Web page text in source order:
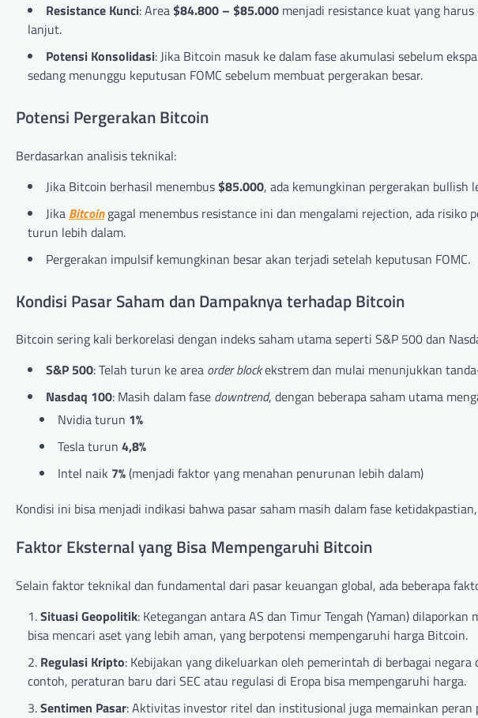
Resistance Kunci: Area$84.800 – $85.000 menjadi resistance kuat yang
lanjut.
Potensi Konsolidasi: Jika Bitcoin masuk ke dalam fase akumulasi sebelum
sedang menunggu keputusan FOMC sebelum membuat pergerakan besar.
Potensi Pergerakan Bitcoin
Berdasarkan analisis teknikal:
Jika Bitcoin berhasil menembus$85.000, ada kemungkinan pergerakan bullish
Jika Bitcoingagal menembus resistance ini dan mengalami rejection, ada risiko
turun lebih dalam.
Pergerakan impulsif kemungkinan besar akan terjadi setelah keputusan FOMC.
Kondisi Pasar Saham dan Dampaknya terhadap Bitcoin
Bitcoin sering kali berkorelasi dengan indeks saham utama seperti S&P 500 dan
S&P 500: Telah turun ke area order blockekstrem dan mulai menunjukkan
Nasdaq 100: Masih dalam fase downtrend, dengan beberapa saham utama
Nvidia turun 1%
Tesla turun 4,8%
Intel naik 7%(menjadi faktor yang menahan penurunan lebih dalam)
Kondisi ini bisa menjadi indikasi bahwa pasar saham masih dalam fase
Faktor Eksternal yang Bisa Mempengaruhi Bitcoin
Selain faktor teknikal dan fundamental dari pasar keuangan global, ada beberapa
Situasi Geopolitik: Ketegangan antara AS dan Timur Tengah (Yaman)
bisa mencari aset yang lebih aman, yang berpotensi mempengaruhi harga Bitcoin.
Regulasi Kripto: Kebijakan yang dikeluarkan oleh pemerintah di berbagai negara
contoh, peraturan baru dari SEC atau regulasi di Eropa bisa mempengaruhi harga.
Sentimen Pasar: Aktivitas investor ritel dan institusional juga memainkan peran